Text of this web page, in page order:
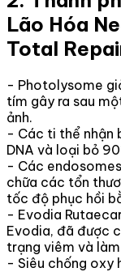
Lão Hóa
Total
- Photolysome
tím gây ra sau
ảnh.
- Các ti thể nhận
DNA và loại bỏ
- Các
chữa các tổn
tốc độ phục hồi
- Evodia
Evodia, đã được
trạng viêm và
- Siêu chống oxy